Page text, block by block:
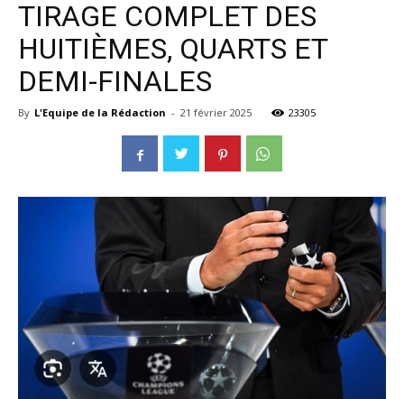
TIRAGE COMPLET DES
HUITIÈMES, QUARTS ET
DEMI-FINALES
By L'Equipe de la Rédaction - 21 février 2025 23305